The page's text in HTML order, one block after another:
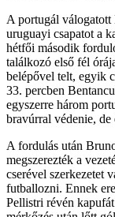
A portugál válogatott
uruguayi csapatot a
hétfői második
találkozó első fél
belépővel telt, egyik
33. percben
egyszerre három
bravúrral védenie, de
A fordulás után
megszerezték a
cserével szerkezetet
futballozni. Ennek
Pellistri révén